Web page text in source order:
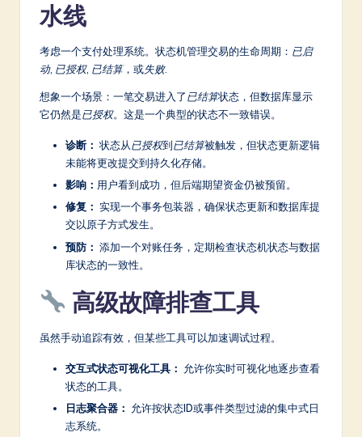
水线
考虑一个支付处理系统。状态机管理交易的生命周期： 已启
动, 已授权, 已结算，或失败.
想象一个场景：一笔交易进入了已结算状态，但数据库显示
它仍然是已授权。这是一个典型的状态不一致错误。
诊断： 状态从已授权到已结算被触发，但状态更新逻辑
未能将更改提交到持久化存储。
影响： 用户看到成功，但后端期望资金仍被预留。
修复： 实现一个事务包装器，确保状态更新和数据库提
交以原子方式发生。
预防： 添加一个对账任务，定期检查状态机状态与数据
库状态的一致性。
高级故障排查工具
虽然手动追踪有效，但某些工具可以加速调试过程。
交互式状态可视化工具： 允许你实时可视化地逐步查看
状态的工具。
日志聚合器： 允许按状态ID或事件类型过滤的集中式日
志系统。